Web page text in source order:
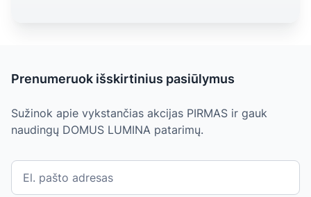
Prenumeruok išskirtinius pasiūlymus
Sužinok apie vykstančias akcijas PIRMAS ir gauk
naudingų DOMUS LUMINA patarimų.